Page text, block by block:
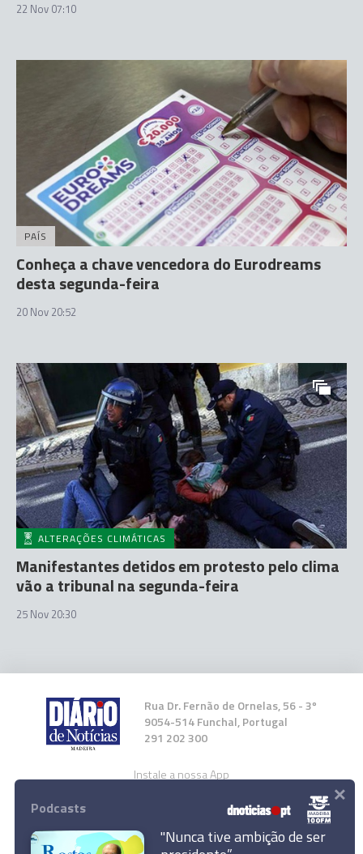
22 Nov 07:10
PAÍS
Conheça a chave vencedora do Eurodreams
desta segunda-feira
20 Nov 20:52
ALTERAÇÕES CLIMÁTICAS
Manifestantes detidos em protesto pelo clima
vão a tribunal na segunda-feira
25 Nov 20:30
Rua Dr. Fernão de Ornelas, 56 - 3º
9054-514 Funchal, Portugal
291 202 300
Instale a nossa App
Podcasts
"Nunca tive ambição de ser
×